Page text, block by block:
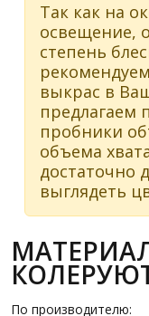
Так как на
освещение,
степень
выкрас в
предлагаем
пробники
объема
достаточно
выглядеть
По производителю: